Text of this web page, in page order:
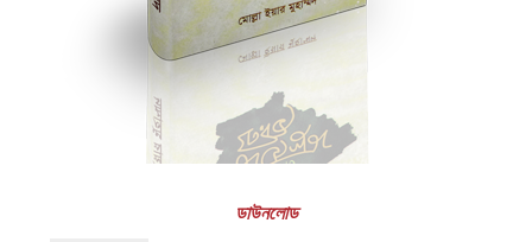
ডাউনলোড